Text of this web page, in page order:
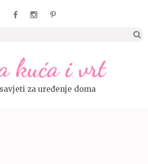
kuća i vrt
za uređenje doma